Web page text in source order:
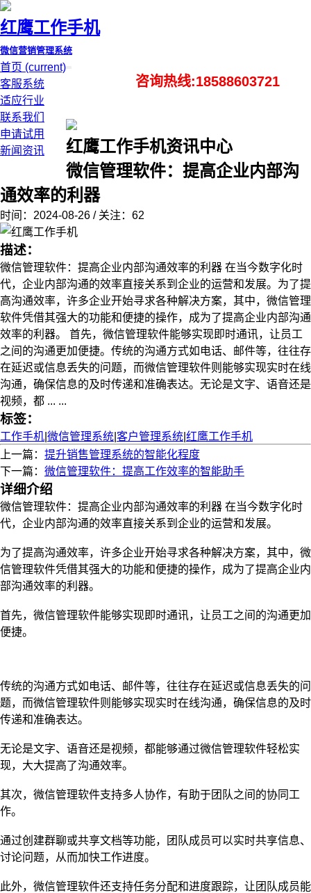
红鹰工作手机
微信营销管理系统
首页 (current)
客服系统
适应行业
联系我们
申请试用
新闻资讯
咨询热线:18588603721
红鹰工作手机资讯中心
微信管理软件：提高企业内部沟
通效率的利器
时间：2024-08-26 / 关注：62
描述：
微信管理软件：提高企业内部沟通效率的利器 在当今数字化时
代，企业内部沟通的效率直接关系到企业的运营和发展。为了提
高沟通效率，许多企业开始寻求各种解决方案，其中，微信管理
软件凭借其强大的功能和便捷的操作，成为了提高企业内部沟通
效率的利器。 首先，微信管理软件能够实现即时通讯，让员工
之间的沟通更加便捷。传统的沟通方式如电话、邮件等，往往存
在延迟或信息丢失的问题，而微信管理软件则能够实现实时在线
沟通，确保信息的及时传递和准确表达。无论是文字、语音还是
视频，都 ... ...
标签：
工作手机 微信管理系统 客户管理系统 红鹰工作手机
上一篇： 提升销售管理系统的智能化程度
下一篇： 微信管理软件：提高工作效率的智能助手
详细介绍
微信管理软件：提高企业内部沟通效率的利器 在当今数字化时
代，企业内部沟通的效率直接关系到企业的运营和发展。
为了提高沟通效率，许多企业开始寻求各种解决方案，其中，微
信管理软件凭借其强大的功能和便捷的操作，成为了提高企业内
部沟通效率的利器。
首先，微信管理软件能够实现即时通讯，让员工之间的沟通更加
便捷。
传统的沟通方式如电话、邮件等，往往存在延迟或信息丢失的问
题，而微信管理软件则能够实现实时在线沟通，确保信息的及时
传递和准确表达。
无论是文字、语音还是视频，都能够通过微信管理软件轻松实
现，大大提高了沟通效率。
其次，微信管理软件支持多人协作，有助于团队之间的协同工
作。
通过创建群聊或共享文档等功能，团队成员可以实时共享信息、
讨论问题，从而加快工作进度。
此外，微信管理软件还支持任务分配和进度跟踪，让团队成员能